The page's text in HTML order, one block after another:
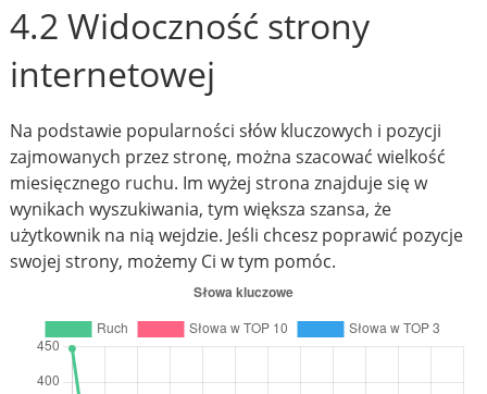
4.2 Widoczność strony
internetowej
Na podstawie popularności słów kluczowych i pozycji
zajmowanych przez stronę, można szacować wielkość
miesięcznego ruchu. Im wyżej strona znajduje się w
wynikach wyszukiwania, tym większa szansa, że
użytkownik na nią wejdzie. Jeśli chcesz poprawić pozycje
swojej strony, możemy Ci w tym pomóc.